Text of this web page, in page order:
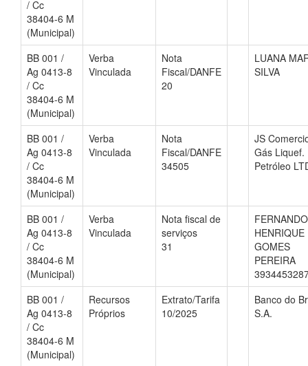
/ Cc
38404-6 M
(Municipal)
BB 001 /
Ag 0413-8
/ Cc
38404-6 M
(Municipal)
Verba
Vinculada
Nota
Fiscal/DANFE
20
LUANA
SILVA
BB 001 /
Ag 0413-8
/ Cc
38404-6 M
(Municipal)
Verba
Vinculada
Nota
Fiscal/DANFE
34505
JS
Gás Liquef.
Petróleo
BB 001 /
Ag 0413-8
/ Cc
38404-6 M
(Municipal)
Verba
Vinculada
Nota fiscal de
serviços
31
FERNANDO
HENRIQUE
GOMES
PEREIRA
BB 001 /
Ag 0413-8
/ Cc
38404-6 M
(Municipal)
Recursos
Próprios
Extrato/Tarifa
10/2025
Banco do
S.A.